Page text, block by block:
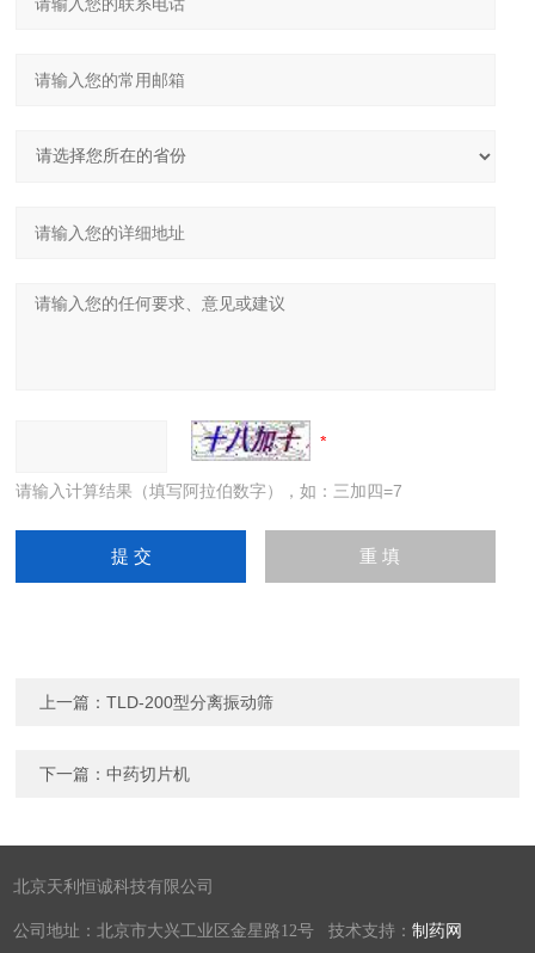
请输入计算结果（填写阿拉伯数字），如：三加四=7
上一篇：TLD-200型分离振动筛
下一篇：中药切片机
北京天利恒诚科技有限公司
公司地址：北京市大兴工业区金星路12号 技术支持：制药网